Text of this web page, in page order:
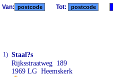
Van: Tot:
1) Staal?s
Rijksstraatweg 189
1969 LG Heemskerk